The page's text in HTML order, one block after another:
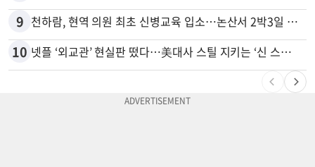
9 천하람, 현역 의원 최초 신병교육 입소…논산서 2박3일 생활
10 넷플 ‘외교관’ 현실판 떴다…美대사 스틸 지키는 ‘신 스틸러’